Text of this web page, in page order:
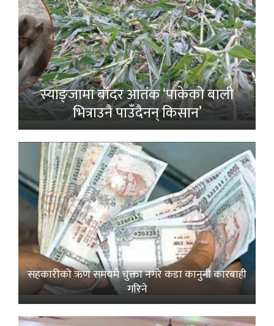
स्याङ्जामा बाँदर आतंक ‘पाकेको बाली
भित्राउनै पाउँदैनन् किसान’
सहकारीको ऋण समयमै चुक्ता नगरे कडा कानुनी कारबाही
गरिने